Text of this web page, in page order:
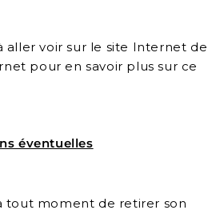
aller voir sur le site Internet de
pour en savoir plus sur ce
éventuelles
tout moment de retirer son